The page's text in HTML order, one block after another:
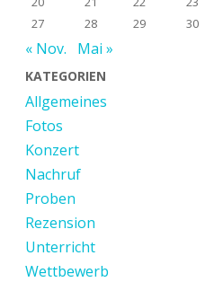
27
28 29 30
« Nov. Mai »
KATEGORIEN
Allgemeines
Fotos
Konzert
Nachruf
Proben
Rezension
Unterricht
Wettbewerb